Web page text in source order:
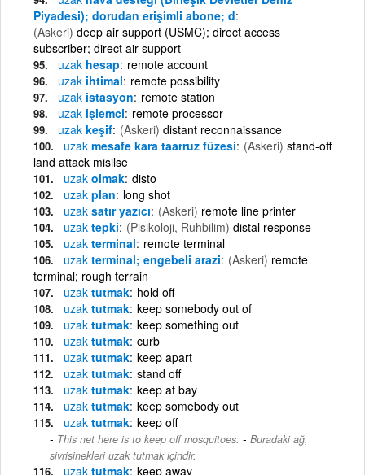
Piyadesi); dorudan erişimli abone; d
(Askeri) deep air support (USMC); direct access
subscriber; direct air support
uzak hesap remote account
uzak ihtimal remote possibility
uzak istasyon remote station
uzak işlemci remote processor
uzak keşif (Askeri) distant reconnaissance
uzak mesafe kara taarruz füzesi (Askeri) stand-off
land attack misilse
uzak olmak disto
uzak plan long shot
uzak satır yazıcı (Askeri) remote line printer
uzak tepki (Pisikoloji, Ruhbilim) distal response
uzak terminal remote terminal
uzak terminal; engebeli arazi (Askeri) remote
terminal; rough terrain
uzak tutmak hold off
uzak tutmak keep somebody out of
uzak tutmak keep something out
uzak tutmak curb
uzak tutmak keep apart
uzak tutmak stand off
uzak tutmak keep at bay
uzak tutmak keep somebody out
uzak tutmak keep off
This net here is to keep off mosquitoes. - Buradaki ağ,
sivrisinekleri uzak tutmak içindir.
uzak tutmak keep away